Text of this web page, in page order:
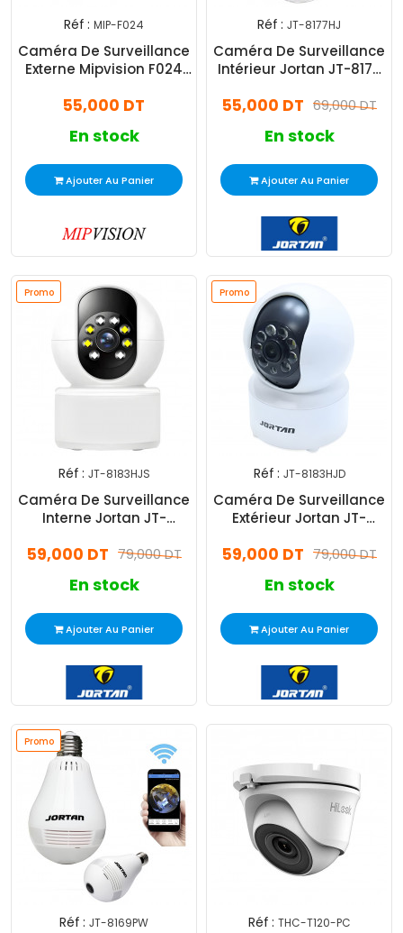
Réf : MIP-F024
Caméra De Surveillance
Externe Mipvision F024
55,000 DT
En stock
Ajouter Au Panier
Réf : JT-8177HJ
Caméra De Surveillance
Intérieur Jortan JT-8177
69,000 DT
55,000 DT
En stock
Ajouter Au Panier
Promo
Réf : JT-8183HJS
Caméra De Surveillance
Interne Jortan JT-
Blanc79,000 DT
59,000 DT
En stock
Ajouter Au Panier
Promo
Réf : JT-8183HJD
Caméra De Surveillance
Extérieur Jortan JT-
Blanc79,000 DT
59,000 DT
En stock
Ajouter Au Panier
Promo
Réf : JT-8169PW Réf : THC-T120-PC